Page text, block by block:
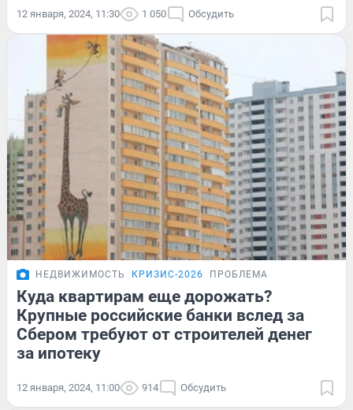
12 января, 2024, 11:30 1 050 Обсудить
НЕДВИЖИМОСТЬ КРИЗИС-2026 ПРОБЛЕМА
Куда квартирам еще дорожать?
Крупные российские банки вслед за
Сбером требуют от строителей денег
за ипотеку
12 января, 2024, 11:00 914 Обсудить